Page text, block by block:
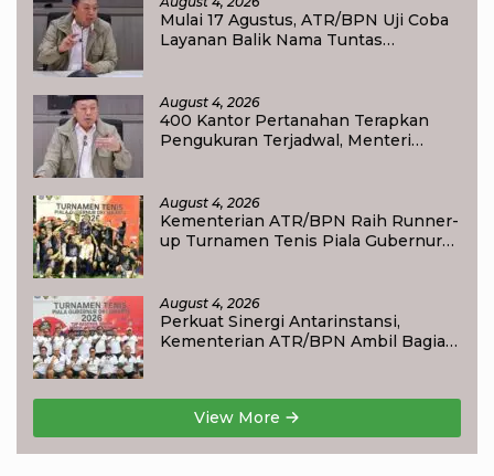
Mulai 17 Agustus, ATR/BPN Uji Coba
Layanan Balik Nama Tuntas
August 4, 2026
400 Kantor Pertanahan Terapkan
Pengukuran Terjadwal, Menteri
August 4, 2026
Kementerian ATR/BPN Raih Runner-
up Turnamen Tenis Piala Gubernur
August 4, 2026
Perkuat Sinergi Antarinstansi,
Kementerian ATR/BPN Ambil Bagian
View More